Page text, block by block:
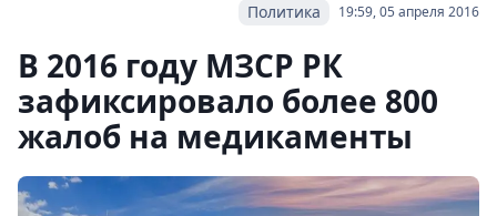
19:59, 05 апреля 2016
Политика
В 2016 году МЗСР РК
зафиксировало более 800
жалоб на медикаменты